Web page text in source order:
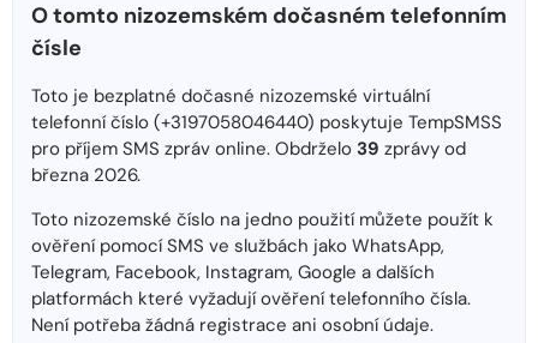
O tomto nizozemském dočasném telefonním
čísle
Toto je bezplatné dočasné nizozemské virtuální
telefonní číslo (+3197058046440) poskytuje TempSMSS
pro příjem SMS zpráv online. Obdrželo 39 zprávy od
března 2026.
Toto nizozemské číslo na jedno použití můžete použít k
ověření pomocí SMS ve službách jako WhatsApp,
Telegram, Facebook, Instagram, Google a dalších
platformách které vyžadují ověření telefonního čísla.
Není potřeba žádná registrace ani osobní údaje.